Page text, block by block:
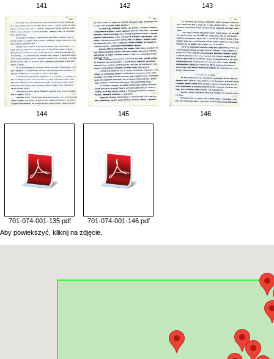
141 142 143
144 145 146
701-074-001-135.pdf
701-074-001-146.pdf
Aby powiekszyć, kliknij na zdjęcie.